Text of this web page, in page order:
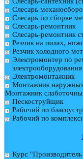
Слесарь
Слесарь по сборке
Слесарь-ремонтник
Слесарь-ремонтник
Резчик на пилах,
Резчик холодного
Электромонтер по
электрооборудования
Электромонтажник
Монтажник
Монтажник
Пескоструйщик
Рабочий по
Рабочий по
Курс "Производитель